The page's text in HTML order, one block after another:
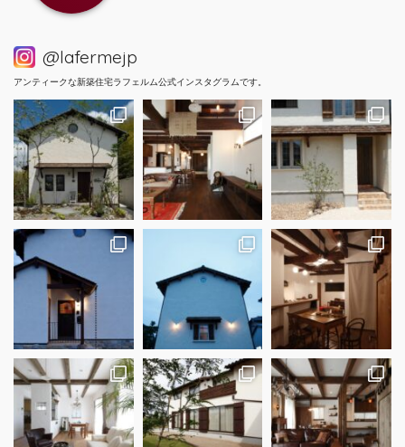
@lafermejp
アンティークな新築住宅ラフェルム公式インスタグラムです。